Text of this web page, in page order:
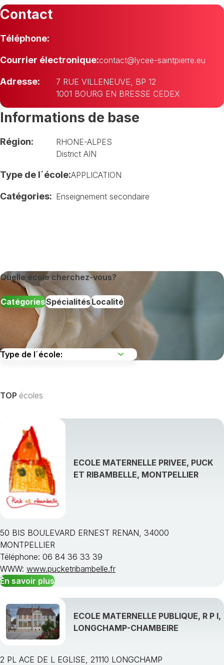
Contact
Téléphone:
Courrier électronique:contact@lycee-saintpierre.eu
Adresse:
7 RUE VILLENEUVE, BP 12
1001 BOURG EN BRESSE CEDEX
Informations de base
Région:
RHONE-ALPES
District AIN
Type de l´école:APPLICATION
Catégories: Enseignement secondaire
Quelle école cherchez-vous?
CatégoriesSpécialitésLocalité
Afficher toutes les spécialités de formation »
TOP écoles
ECOLE MATERNELLE PRIVEE, PUCK
ET RIBAMBELLE, MONTPELLIER
50 BIS BOULEVARD ERNEST RENAN, 34000
MONTPELLIER
Téléphone: 06 84 36 33 39
WWW: www.pucketribambelle.fr
En savoir plus
ECOLE MATERNELLE PUBLIQUE, R P I,
LONGCHAMP-CHAMBEIRE
2 PL ACE DE L EGLISE, 21110 LONGCHAMP